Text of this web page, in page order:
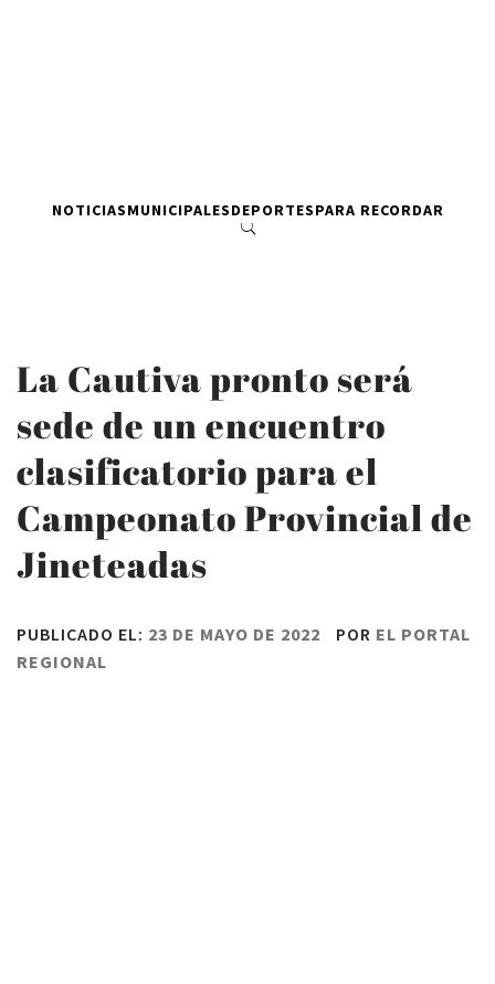
NOTICIASMUNICIPALESDEPORTESPARA RECORDAR
La Cautiva pronto será
sede de un encuentro
clasificatorio para el
Campeonato Provincial de
Jineteadas
PUBLICADO EL: 23 DE MAYO DE 2022 POR EL PORTAL
REGIONAL